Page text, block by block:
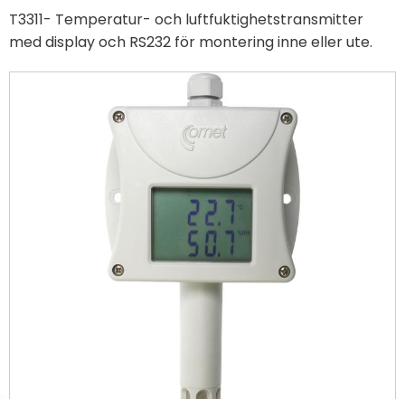
T3311- Temperatur- och luftfuktighetstransmitter
med display och RS232 för montering inne eller ute.